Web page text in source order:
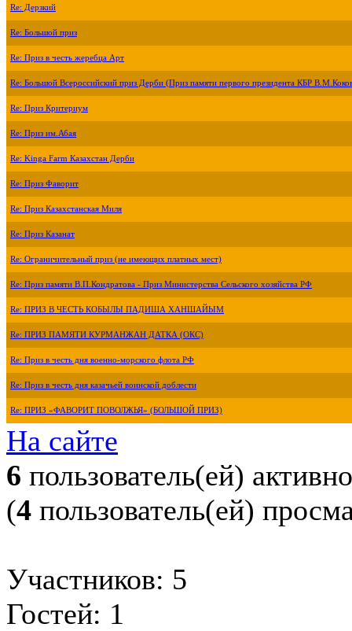
Re: Дерзкий
Re: Большой приз
Re: Приз в честь жеребца Арт
Re: Большой Всероссийский приз Дерби (Приз памяти первого президента КБР
Re: Приз Критериум
Re: Приз им.Абая
Re: Kinga Farm Казахстан Дерби
Re: Приз Фаворит
Re: Приз Казахстанская Миля
Re: Приз Казанат
Re: Ограничительный приз (не имеющих платных мест)
Re: Приз памяти В.П.Кондратова - Приз Министерства Сельского хозяйства РФ
Re: ПРИЗ В ЧЕСТЬ КОБЫЛЫ ПАДИША ХАНШАЙЫМ
Re: ПРИЗ ПАМЯТИ КУРМАНЖАН ДАТКА (ОКС)
Re: Приз в честь дня военно-морского флота РФ
Re: Приз в честь дня казачьей воинской доблести
Re: ПРИЗ «ФАВОРИТ ПОВОЛЖЬЯ» (БОЛЬШОЙ ПРИЗ)
На сайте
6 пользователь(ей) активно
(4 пользователь(ей)
Участников: 5
Гостей: 1